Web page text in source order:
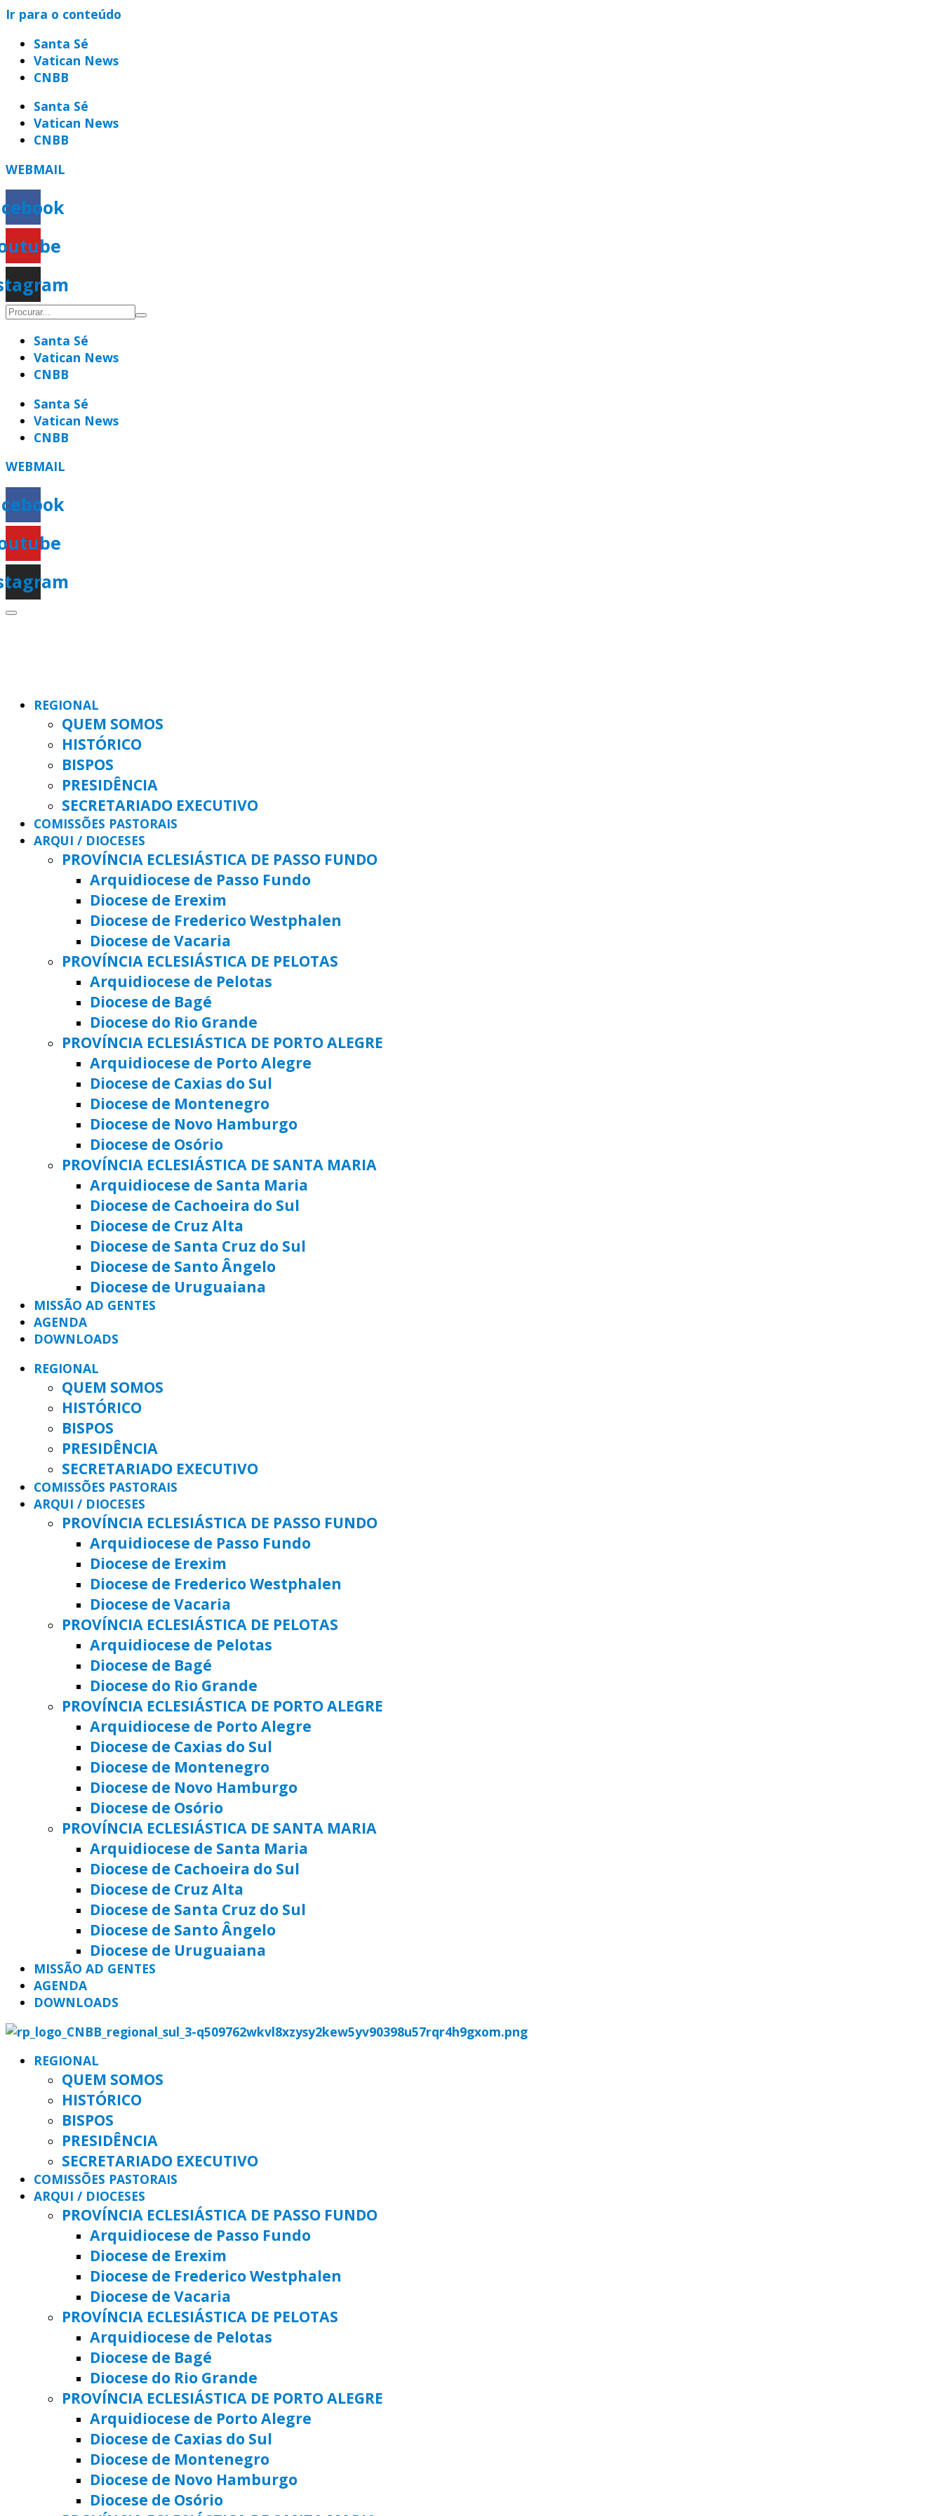
Ir para o conteúdo
Santa Sé
Vatican News
CNBB
Santa Sé
Vatican News
CNBB
WEBMAIL
Santa Sé
Vatican News
CNBB
Santa Sé
Vatican News
CNBB
WEBMAIL
REGIONAL
QUEM SOMOS
HISTÓRICO
BISPOS
PRESIDÊNCIA
SECRETARIADO EXECUTIVO
COMISSÕES PASTORAIS
ARQUI / DIOCESES
PROVÍNCIA ECLESIÁSTICA DE PASSO FUNDO
Arquidiocese de Passo Fundo
Diocese de Erexim
Diocese de Frederico Westphalen
Diocese de Vacaria
PROVÍNCIA ECLESIÁSTICA DE PELOTAS
Arquidiocese de Pelotas
Diocese de Bagé
Diocese do Rio Grande
PROVÍNCIA ECLESIÁSTICA DE PORTO ALEGRE
Arquidiocese de Porto Alegre
Diocese de Caxias do Sul
Diocese de Montenegro
Diocese de Novo Hamburgo
Diocese de Osório
PROVÍNCIA ECLESIÁSTICA DE SANTA MARIA
Arquidiocese de Santa Maria
Diocese de Cachoeira do Sul
Diocese de Cruz Alta
Diocese de Santa Cruz do Sul
Diocese de Santo Ângelo
Diocese de Uruguaiana
MISSÃO AD GENTES
AGENDA
DOWNLOADS
REGIONAL
QUEM SOMOS
HISTÓRICO
BISPOS
PRESIDÊNCIA
SECRETARIADO EXECUTIVO
COMISSÕES PASTORAIS
ARQUI / DIOCESES
PROVÍNCIA ECLESIÁSTICA DE PASSO FUNDO
Arquidiocese de Passo Fundo
Diocese de Erexim
Diocese de Frederico Westphalen
Diocese de Vacaria
PROVÍNCIA ECLESIÁSTICA DE PELOTAS
Arquidiocese de Pelotas
Diocese de Bagé
Diocese do Rio Grande
PROVÍNCIA ECLESIÁSTICA DE PORTO ALEGRE
Arquidiocese de Porto Alegre
Diocese de Caxias do Sul
Diocese de Montenegro
Diocese de Novo Hamburgo
Diocese de Osório
PROVÍNCIA ECLESIÁSTICA DE SANTA MARIA
Arquidiocese de Santa Maria
Diocese de Cachoeira do Sul
Diocese de Cruz Alta
Diocese de Santa Cruz do Sul
Diocese de Santo Ângelo
Diocese de Uruguaiana
MISSÃO AD GENTES
AGENDA
DOWNLOADS
REGIONAL
QUEM SOMOS
HISTÓRICO
BISPOS
PRESIDÊNCIA
SECRETARIADO EXECUTIVO
COMISSÕES PASTORAIS
ARQUI / DIOCESES
PROVÍNCIA ECLESIÁSTICA DE PASSO FUNDO
Arquidiocese de Passo Fundo
Diocese de Erexim
Diocese de Frederico Westphalen
Diocese de Vacaria
PROVÍNCIA ECLESIÁSTICA DE PELOTAS
Arquidiocese de Pelotas
Diocese de Bagé
Diocese do Rio Grande
PROVÍNCIA ECLESIÁSTICA DE PORTO ALEGRE
Arquidiocese de Porto Alegre
Diocese de Caxias do Sul
Diocese de Montenegro
Diocese de Novo Hamburgo
Diocese de Osório